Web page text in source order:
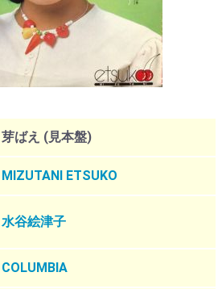
芽ばえ (見本盤)
MIZUTANI ETSUKO
水谷絵津子
COLUMBIA